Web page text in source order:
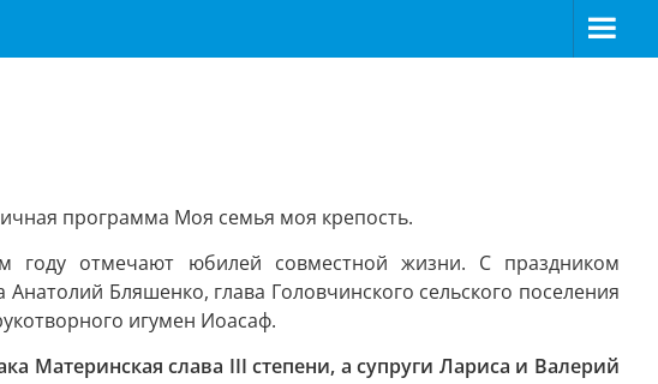
программа Моя семья моя крепость.
отмечают юбилей совместной жизни. С праздником
Бляшенко, глава Головчинского сельского поселения
игумен Иоасаф.
Материнская слава III степени, а супруги Лариса и Валерий